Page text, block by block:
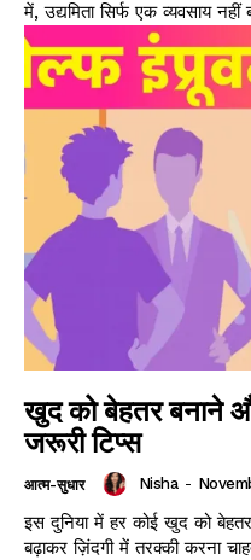
में, उद्यमिता सिर्फ एक व्यवसाय
खुद को बेहतर बनाने
जरूरी टिप्स
आत्म-सुधार Nisha -
इस दुनिया में हर कोई खुद को
बढ़ाकर ज़िंदगी में तरक्की करना